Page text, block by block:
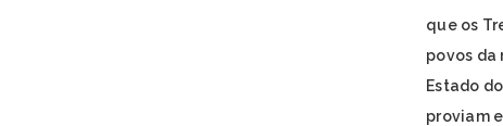
que os
povos da
Estado
proviam